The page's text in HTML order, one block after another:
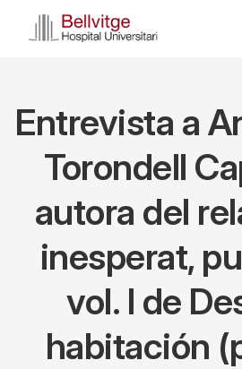
Entrevista a
Torondell
autora del
inesperat,
vol. I de
habitación